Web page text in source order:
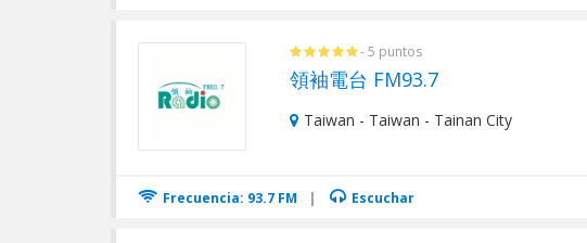
- 5 puntos
領袖電台 FM93.7
Taiwan - Taiwan - Tainan City
Frecuencia: 93.7 FM | Escuchar